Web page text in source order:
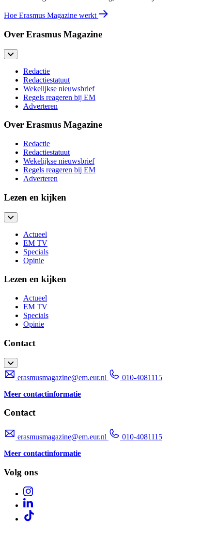
Hoe Erasmus Magazine werkt
Over Erasmus Magazine
Redactie
Redactiestatuut
Wekelijkse nieuwsbrief
Regels reageren bij EM
Adverteren
Over Erasmus Magazine
Redactie
Redactiestatuut
Wekelijkse nieuwsbrief
Regels reageren bij EM
Adverteren
Lezen en kijken
Actueel
EM TV
Specials
Opinie
Lezen en kijken
Actueel
EM TV
Specials
Opinie
Contact
erasmusmagazine@em.eur.nl
010-4081115
Meer contactinformatie
Contact
erasmusmagazine@em.eur.nl
010-4081115
Meer contactinformatie
Volg ons